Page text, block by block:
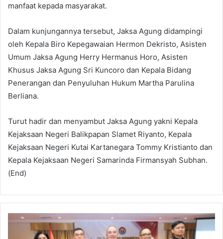
manfaat kepada masyarakat.
Dalam kunjungannya tersebut, Jaksa Agung didampingi
oleh Kepala Biro Kepegawaian Hermon Dekristo, Asisten
Umum Jaksa Agung Herry Hermanus Horo, Asisten
Khusus Jaksa Agung Sri Kuncoro dan Kepala Bidang
Penerangan dan Penyuluhan Hukum Martha Parulina
Berliana.
Turut hadir dan menyambut Jaksa Agung yakni Kepala
Kejaksaan Negeri Balikpapan Slamet Riyanto, Kepala
Kejaksaan Negeri Kutai Kartanegara Tommy Kristianto dan
Kepala Kejaksaan Negeri Samarinda Firmansyah Subhan.
(End)